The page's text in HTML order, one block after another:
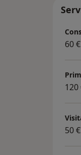
60 €
120
50 €